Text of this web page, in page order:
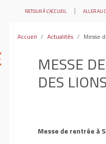
RETOUR À L'ACCUEIL ALLER AU
Accueil Actualités Messe
MESSE
DES
Messe de rentrée à